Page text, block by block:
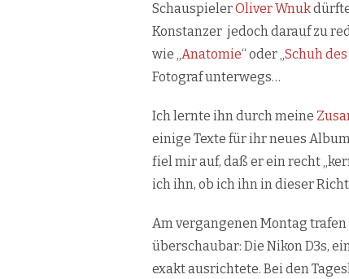
SchauspielerOliver Wnuk
Konstanzer jedoch darauf zu
wie „Anatomie“ oder „Schuh
Fotograf unterwegs…
Ich lernte ihn durch meine
einige Texte für ihr neues
fiel mir auf, daß er ein recht
ich ihn, ob ich ihn in dieser
Am vergangenen Montag
überschaubar: Die Nikon D3s,
exakt ausrichtete. Bei den